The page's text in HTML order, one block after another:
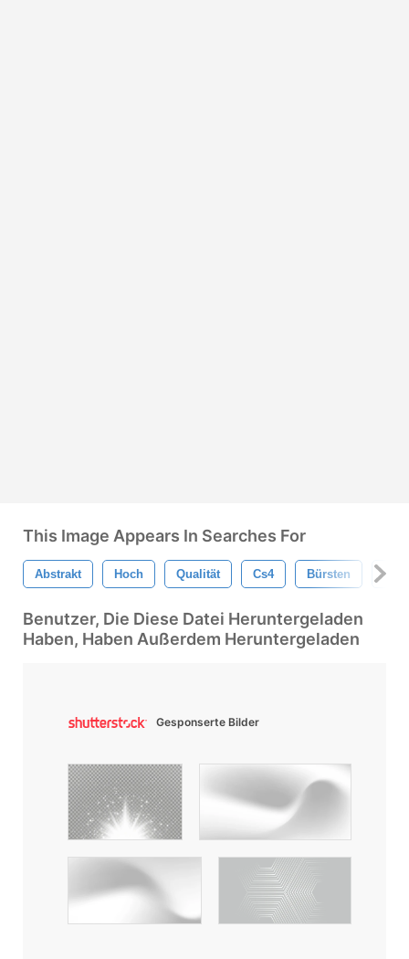
This Image Appears In Searches For
Abstrakt Hoch Qualität Cs4 Bürsten Set
Benutzer, Die Diese Datei Heruntergeladen
Haben, Haben Außerdem Heruntergeladen
Gesponserte Bilder